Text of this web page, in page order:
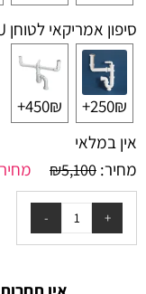
סיפון אמריקאי לטוחן U יחודי:
250₪+
450₪+
אין במלאי
מחיר:
₪5,100